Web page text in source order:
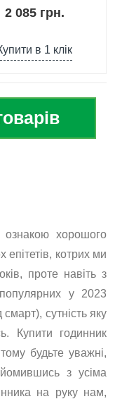
2 085 грн.
в 1 клік
хорошого
епітетів, котрих ми
проте навіть з
у 2023
сутність яку
Купити годинник
будьте уважні,
з усіма
на руку нам,